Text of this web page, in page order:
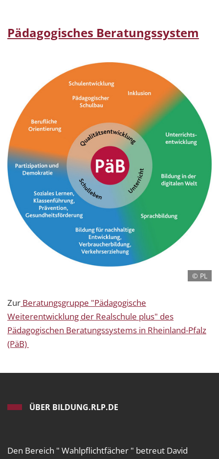
Pädagogisches Beratungssystem
© PL
Zur Beratungsgruppe "Pädagogische
Weiterentwicklung der Realschule plus" des
Pädagogischen Beratungssystems in Rheinland-Pfalz
(PäB)
ÜBER BILDUNG.RLP.DE
Den Bereich " Wahlpflichtfächer " betreut David